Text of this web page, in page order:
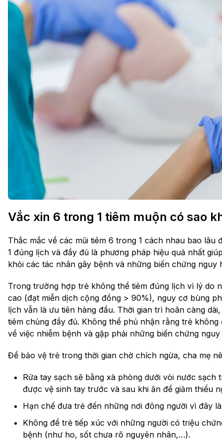
Vắc xin 6 trong 1 tiêm muộn có sao
Thắc mắc về các mũi tiêm 6 trong 1 cách nhau bao
1 đúng lịch và đầy đủ là phương pháp hiệu quả nhất
khỏi các tác nhân gây bệnh và những biến chứng nguy
Trong trường hợp trẻ không thể tiêm đúng lịch vì lý do
cao (đạt miễn dịch cộng đồng > 90%), nguy cơ bùng
lịch vẫn là ưu tiên hàng đầu. Thời gian trì hoãn càng
tiêm chủng đầy đủ. Không thể phủ nhận rằng trẻ
về việc nhiễm bệnh và gặp phải những biến chứng nguy
Để bảo vệ trẻ trong thời gian chờ chích ngừa, cha mẹ
Rửa tay sạch sẽ bằng xà phòng dưới vòi nước
được vệ sinh tay trước và sau khi ăn để giảm thiểu
Hạn chế đưa trẻ đến những nơi đông người vì đây
Không để trẻ tiếp xúc với những người có triệu
bệnh (như ho, sốt chưa rõ nguyên nhân,…).